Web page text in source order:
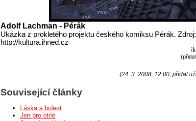
Adolf Lachman - Pérák
Ukázka z prokletého projektu českého komiksu Pérák. Zdroj:
http://kultura.ihned.cz
(24. 3. 2008, 12:00, přidal
Související články
Láska a bolest
Jen pro otrlé